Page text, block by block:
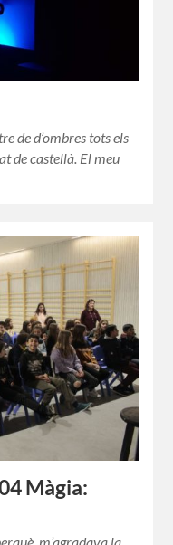
de d’ombres tots els
de castellà. El meu
Màgia: